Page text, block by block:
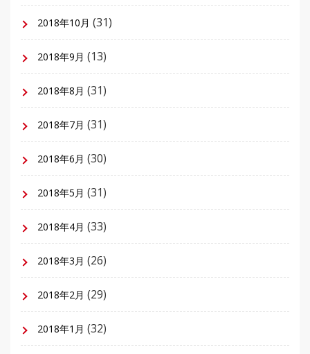
2018年10月 (31)
2018年9月 (13)
2018年8月 (31)
2018年7月 (31)
2018年6月 (30)
2018年5月 (31)
2018年4月 (33)
2018年3月 (26)
2018年2月 (29)
2018年1月 (32)